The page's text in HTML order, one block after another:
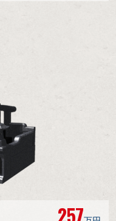
257